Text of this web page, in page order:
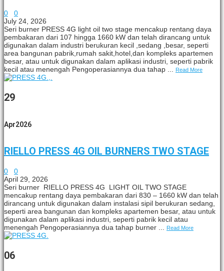
0
0
July 24, 2026
Seri burner PRESS 4G light oil two stage mencakup rentang daya
pembakaran dari 107 hingga 1660 kW dan telah dirancang untuk
digunakan dalam industri berukuran kecil ,sedang ,besar, seperti
area bangunan pabrik,rumah sakit,hotel,dan kompleks apartemen
besar, atau untuk digunakan dalam aplikasi industri, seperti pabrik
kecil atau menengah Pengoperasiannya dua tahap ...
Read More
29
Apr2026
RIELLO PRESS 4G OIL BURNERS TWO STAGE
0
0
April 29, 2026
Seri burner RIELLO PRESS 4G LIGHT OIL TWO STAGE
mencakup rentang daya pembakaran dari 830 – 1660 kW dan telah
dirancang untuk digunakan dalam instalasi sipil berukuran sedang,
seperti area bangunan dan kompleks apartemen besar, atau untuk
digunakan dalam aplikasi industri, seperti pabrik kecil atau
menengah Pengoperasiannya dua tahap burner ... Read More
06